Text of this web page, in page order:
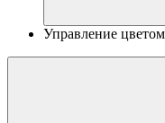
Управление